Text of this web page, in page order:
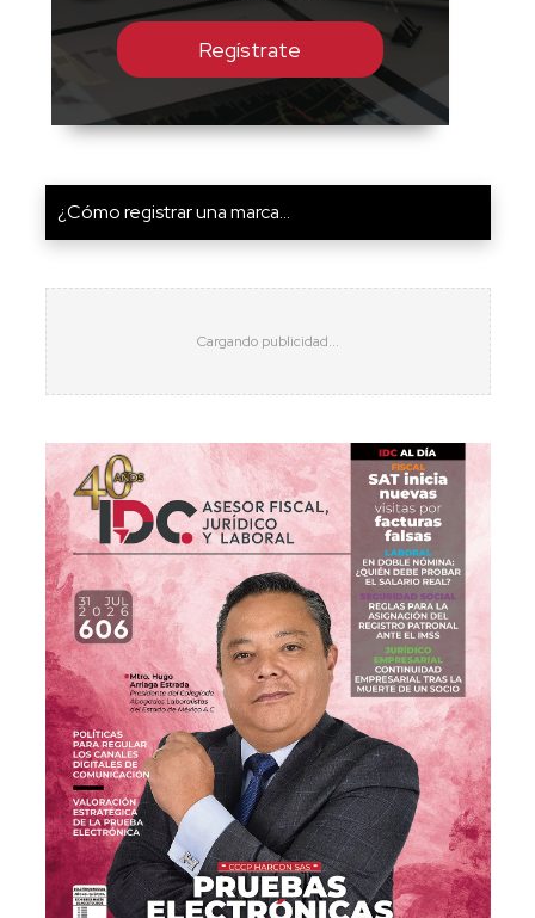
Regístrate
¿Cómo registrar una marca...